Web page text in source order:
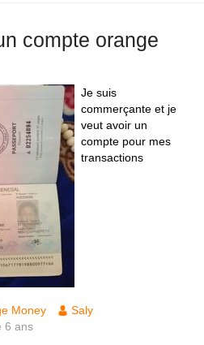
compte orange
Je suis
commerçante et je
veut avoir un
compte pour mes
transactions
Money
Saly
6 ans